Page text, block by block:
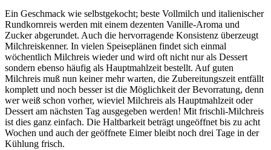
Ein Geschmack wie selbstgekocht; beste Vollmilch und italienischer
Rundkornreis werden mit einem dezenten Vanille-Aroma und
Zucker abgerundet. Auch die hervorragende Konsistenz überzeugt
Milchreiskenner. In vielen Speiseplänen findet sich einmal
wöchentlich Milchreis wieder und wird oft nicht nur als Dessert
sondern ebenso häufig als Hauptmahlzeit bestellt. Auf guten
Milchreis muß nun keiner mehr warten, die Zubereitungszeit entfällt
komplett und noch besser ist die Möglichkeit der Bevorratung, denn
wer weiß schon vorher, wieviel Milchreis als Hauptmahlzeit oder
Dessert am nächsten Tag ausgegeben werden! Mit frischli-Milchreis
ist dies ganz einfach. Die Haltbarkeit beträgt ungeöffnet bis zu acht
Wochen und auch der geöffnete Eimer bleibt noch drei Tage in der
Kühlung frisch.